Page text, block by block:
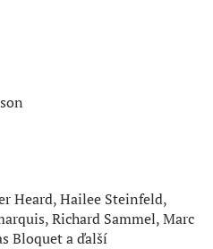
Heard, Hailee Steinfeld,
Richard Sammel, Marc
Bloquet a ďalší